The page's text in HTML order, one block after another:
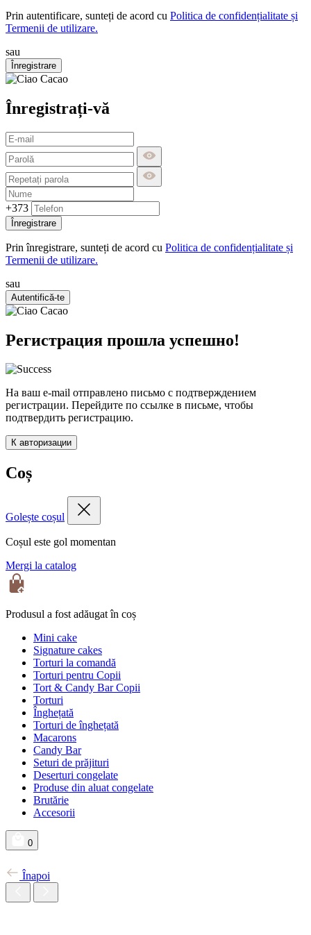
Prin autentificare, sunteți de acord cu Politica de confidențialitate și
Termenii de utilizare.
sau
Înregistrare
Înregistrați-vă
+373
Înregistrare
Prin înregistrare, sunteți de acord cu Politica de confidențialitate și
Termenii de utilizare.
sau
Autentifică-te
Регистрация прошла успешно!
На ваш e-mail отправлено письмо с подтверждением
регистрации. Перейдите по ссылке в письме, чтобы
подтвердить регистрацию.
К авторизации
Coș
Golește coșul
Coșul este gol momentan
Mergi la catalog
Produsul a fost adăugat în coș
Mini cake
Signature cakes
Torturi la comandă
Torturi pentru Copii
Tort & Candy Bar Copii
Torturi
Înghețată
Torturi de înghețată
Macarons
Candy Bar
Seturi de prăjituri
Deserturi congelate
Produse din aluat congelate
Brutărie
Accesorii
0
Înapoi